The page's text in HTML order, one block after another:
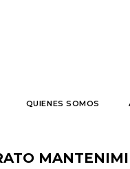
QUIENES SOMOS